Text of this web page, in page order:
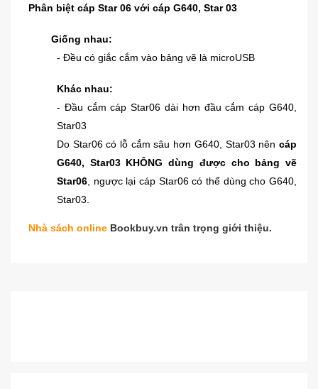
Phân biệt cáp Star 06 với cáp G640, Star 03
Giống nhau:
- Đều có giắc cắm vào bảng vẽ là microUSB
Khác nhau:
- Đầu cắm cáp Star06 dài hơn đầu cắm cáp G640,
Star03
Do Star06 có lỗ cắm sâu hơn G640, Star03 nên cáp
G640, Star03 KHÔNG dùng được cho bảng vẽ
Star06 , ngược lại cáp Star06 có thể dùng cho G640,
Star03.
Nhà sách online Bookbuy.vn trân trọng giới thiệu.